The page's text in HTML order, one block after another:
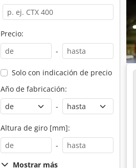
Precio:
-
Solo con indicación de precio
Año de fabricación:
-
Altura de giro [mm]:
-
Mostrar más